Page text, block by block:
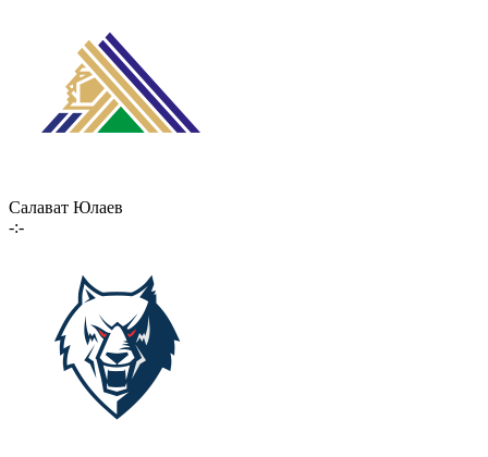
Салават Юлаев
-:-